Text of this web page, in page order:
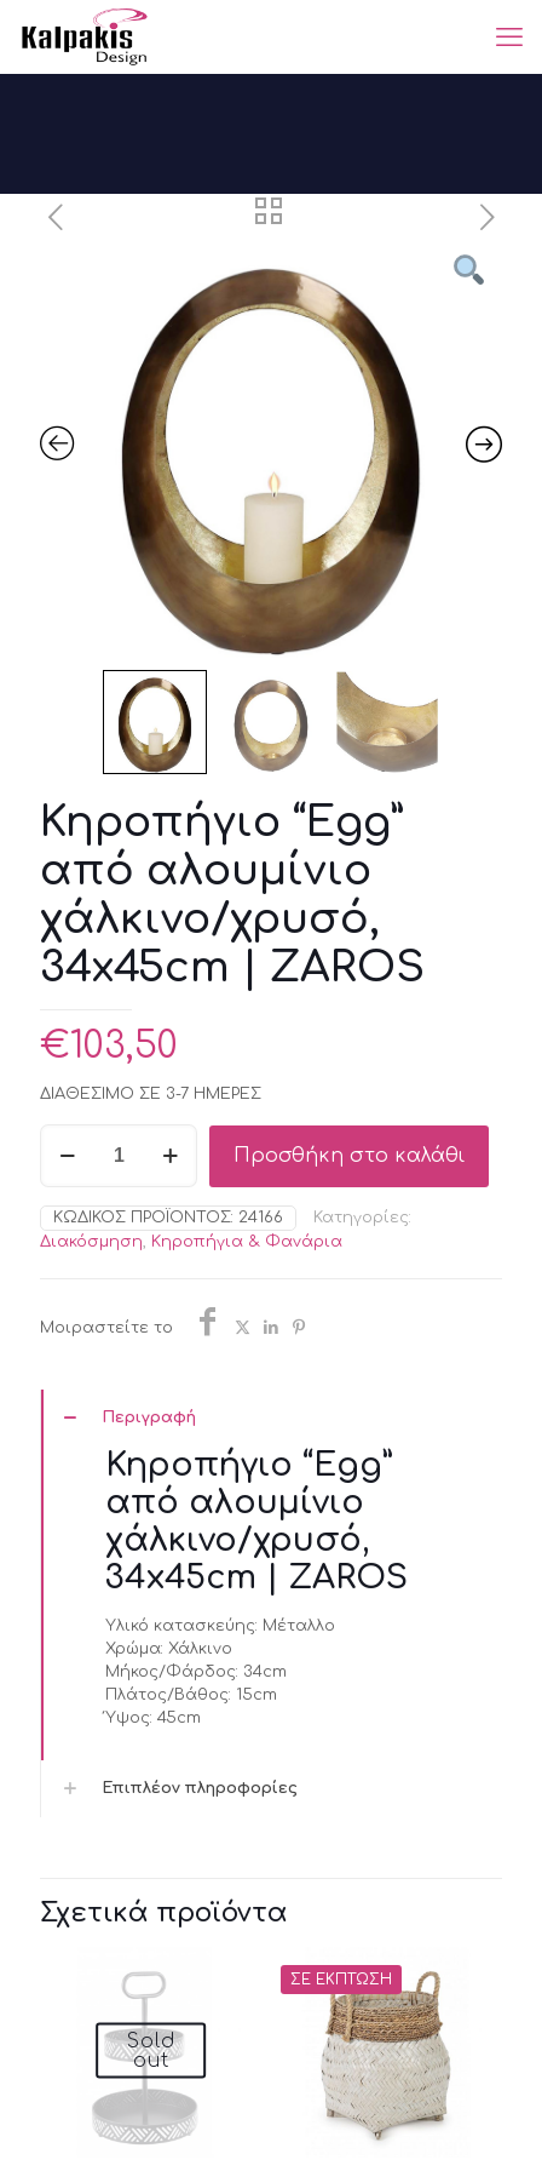
Κηροπήγιο “Egg”
από αλουμίνιο
χάλκινο/χρυσό,
34x45cm | ZAROS
€103,50
ΔΙΑΘΕΣΙΜΟ ΣΕ 3-7 ΗΜΕΡΕΣ
"Egg"
αλουμίνιο
χάλκινο/
χρυσό,
ZAROS
ποσότητα
Προσθήκη στο καλάθι
ΚΩΔΙΚΌΣ ΠΡΟΪΌΝΤΟΣ: 24166
Κατηγορίες:
Διακόσμηση, Κηροπήγια & Φανάρια
Μοιραστείτε το
Περιγραφή
Κηροπήγιο “Egg”
από αλουμίνιο
χάλκινο/χρυσό,
34x45cm | ZAROS
Υλικό κατασκεύης: Μέταλλο
Χρώμα:Χάλκινο
Μήκος/Φάρδος: 34cm
Πλάτος/Βάθος: 15cm
Ύψος:45cm
Επιπλέον πληροφορίες
Σχετικά προϊόντα
Sold
out
ΣΕ ΈΚΠΤΩΣΗ